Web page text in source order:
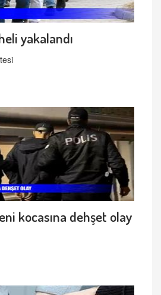
yakalandı
kocasına dehşet olay